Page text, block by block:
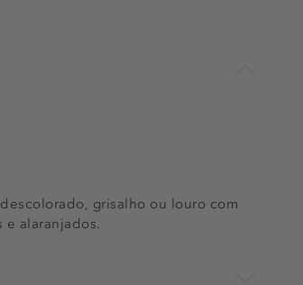
grisalho ou louro com
e alaranjados.